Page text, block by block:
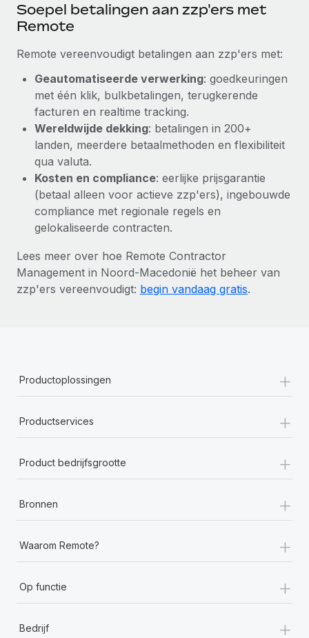
Soepel betalingen aan zzp'ers met
Remote
Remote vereenvoudigt betalingen aan zzp'ers met:
Geautomatiseerde verwerking: goedkeuringen
met één klik, bulkbetalingen, terugkerende
facturen en realtime tracking.
Wereldwijde dekking: betalingen in 200+
landen, meerdere betaalmethoden en flexibiliteit
qua valuta.
Kosten en compliance: eerlijke prijsgarantie
(betaal alleen voor actieve zzp'ers), ingebouwde
compliance met regionale regels en
gelokaliseerde contracten.
Lees meer over hoe Remote Contractor
Management in Noord-Macedonië het beheer van
zzp'ers vereenvoudigt: begin vandaag gratis.
Productoplossingen +
Productservices +
Product bedrijfsgrootte +
Bronnen +
Waarom Remote? +
Op functie +
Bedrijf +